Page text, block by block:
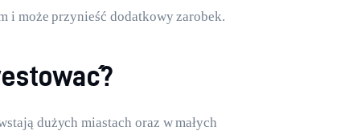
i może przynieść dodatkowy zarobek.
dużych miastach oraz w małych